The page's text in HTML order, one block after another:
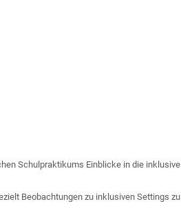
Schulpraktikums Einblicke in die inklusive
Beobachtungen zu inklusiven Settings zu